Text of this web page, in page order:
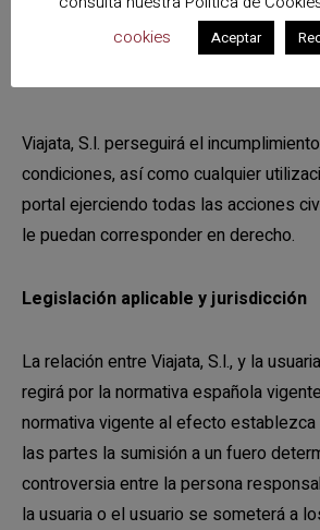
presentes Condiciones Generales de
Viajata, S.l. perseguirá el
condiciones, así como cualquier
portal ejerciendo todas las acciones
le puedan corresponder en derecho.
Legislación aplicable y jurisdicción
La relación entre Viajata, S.l., y la
regirá por la normativa española
normativa vigente al efecto
las partes la sumisión a un fuero
controversia entre la persona
la usuaria o el usuario se someterá a
cookies
Aceptar